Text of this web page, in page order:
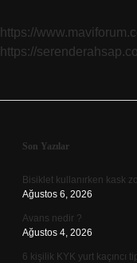
https://
https://
Sidebar
Son Yazılar
Bisiklet kullanırken kask
Ağustos 6, 2026
Avans nedir ?
Ağustos 4, 2026
6 kişilik KYK yurt kaçıncı